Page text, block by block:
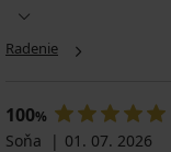
13,99
€
Abellia
čipkovaná
R
kost...
16,09
bralette
kód
BRA20
Radenie
100%
Soňa
01. 07. 2026